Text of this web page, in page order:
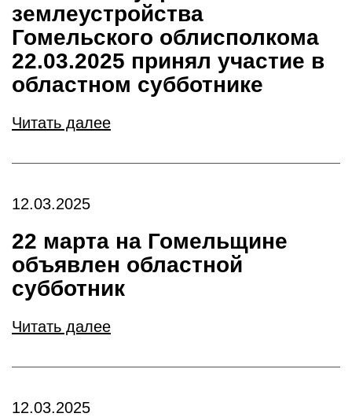
землеустройства
Гомельского облисполкома
22.03.2025 принял участие в
областном субботнике
Читать далее
12.03.2025
22 марта на Гомельщине
объявлен областной
субботник
Читать далее
12.03.2025